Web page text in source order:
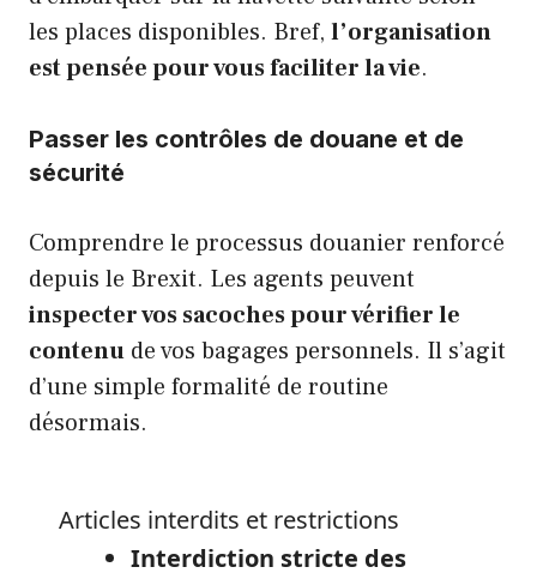
les places disponibles. Bref, l’organisation
est pensée pour vous faciliter la vie.
Passer les contrôles de douane et de
sécurité
Comprendre le processus douanier renforcé
depuis le Brexit. Les agents peuvent
inspecter vos sacoches pour vérifier le
contenu de vos bagages personnels. Il s’agit
d’une simple formalité de routine
désormais.
Articles interdits et restrictions
Interdiction stricte des